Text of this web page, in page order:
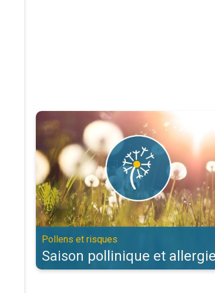
Saison pollinique et allergies. Pollens et
Pollens et risques
Saison pollinique et